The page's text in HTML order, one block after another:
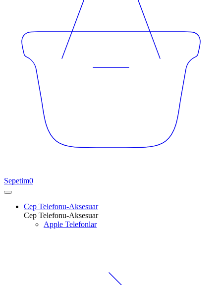
Sepetim0
Cep Telefonu-Aksesuar
Cep Telefonu-Aksesuar
Apple Telefonlar